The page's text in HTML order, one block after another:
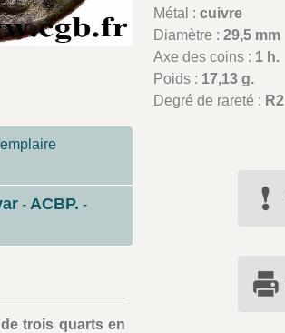
Métal :cuivre
Diamètre :29,5 mm
Axe des coins : 1 h.
Poids : 17,13 g.
Degré de rareté : R2
- ACBP. -
trois quarts en